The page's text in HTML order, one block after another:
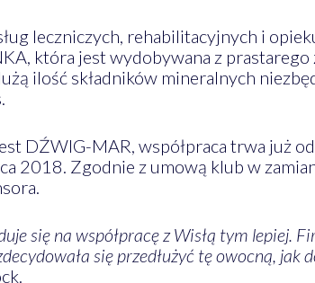
leczniczych, rehabilitacyjnych i
która jest wydobywana z
ilość składników mineralnych
DŹWIG-MAR, współpraca trwa już
2018. Zgodnie z umową klub w
się na współpracę z Wisłą tym lepiej.
się przedłużyć tę owocną, jak